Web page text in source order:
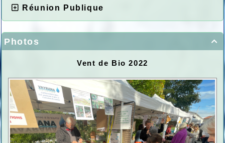
Réunion Publique

Photos
Vent de Bio 2022